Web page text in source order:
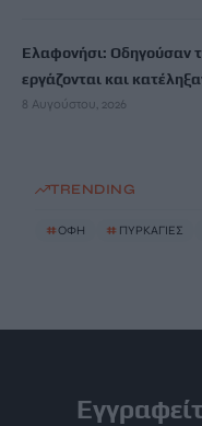
Ελαφονήσι: Οδηγούσαν
εργάζονται και
8 Αυγούστου, 2026
TRENDING
#ΟΦΗ # ΠΥΡΚΑΓΙΕΣ